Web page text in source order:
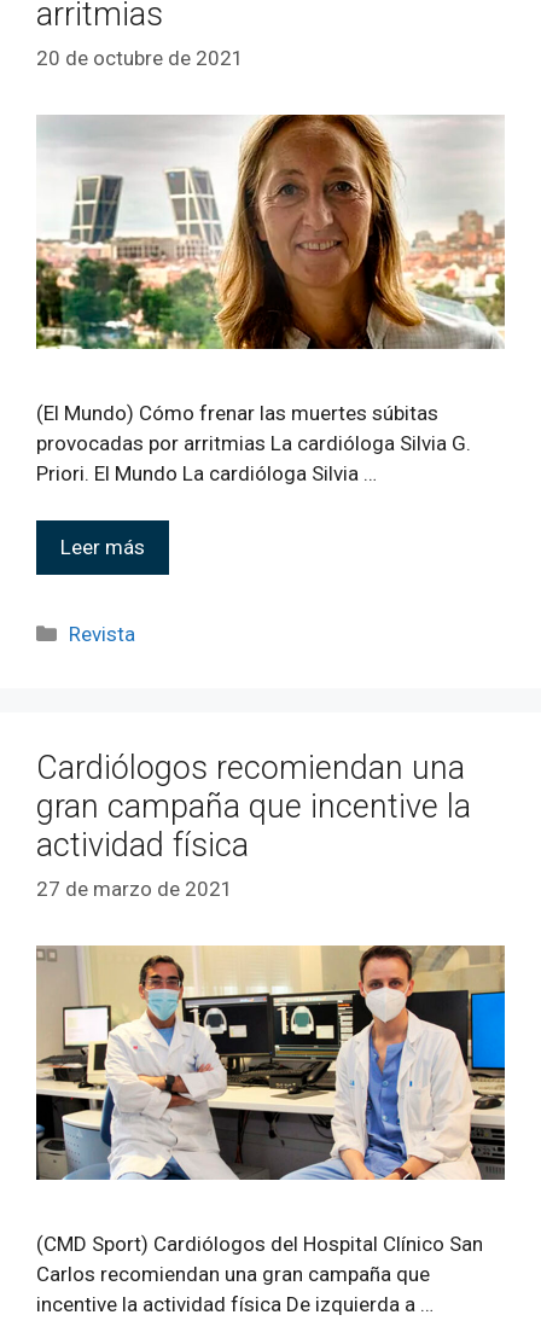
arritmias
20 de octubre de 2021
(El Mundo) Cómo frenar las muertes súbitas
provocadas por arritmias La cardióloga Silvia G.
Priori. El Mundo La cardióloga Silvia …
Leer más
Revista
Cardiólogos recomiendan una
gran campaña que incentive la
actividad física
27 de marzo de 2021
(CMD Sport) Cardiólogos del Hospital Clínico San
Carlos recomiendan una gran campaña que
incentive la actividad física De izquierda a …